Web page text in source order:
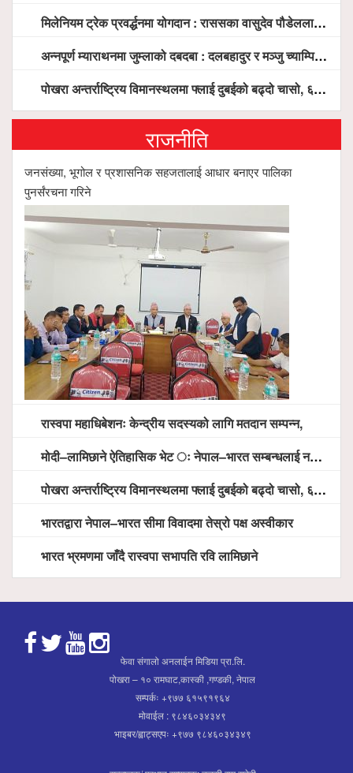
मिलेनियम ट्रेक प्रवर्द्धनमा योगदान : राससका वासुदेव पौडेललाई ‘मिलेनियम ट्रेक अवार्ड’ प्रदान गरिने
अन्नपूर्ण म्याराथनमा जुम्लाको दबदबा : दलबहादुर र मञ्जु च्याम्पियन, नगदसहित भव्य सम्मान
पोखरा अन्तर्राष्ट्रिय विमानस्थलमा फ्लाई दुबईको बढ्दो चासो, ६ घण्टा लामो प्राविधिक निरीक्षणपछि दैनिक उडानको ढोका खुल्दै
राजनीति
जनसंख्या, भूगोल र प्रशासनिक सहजतालाई आधार बनाएर पालिका
पुनर्संरचना गरिने
रास्वपा महाधिबेशनः केन्द्रीय सदस्यको लागि मतदान सम्पन्न,
मोदी–लामिछाने ऐतिहासिक भेट ः नेपाल–भारत सम्बन्धलाई नयाँ उचाइमा पु¥याउने साझा प्रतिबद्धता
पोखरा अन्तर्राष्ट्रिय विमानस्थलमा फ्लाई दुबईको बढ्दो चासो, ६ घण्टा लामो प्राविधिक निरीक्षणपछि दैनिक उडानको ढोका खुल्दै
भारतद्वारा नेपाल–भारत सीमा विवादमा तेस्रो पक्ष अस्वीकार
भारत भ्रमणमा जाँदै रास्वपा सभापति रवि लामिछाने
फेवा संगालो अनलाईन मिडिया प्रा.लि.
पोखरा – १० रामघाट,कास्की ,गण्डकी, नेपाल
सम्पर्कः +९७७ ६१५९१९६४
मोवाईल : ९८४६०३४३४९
भाइबर/ह्वाट्सएपः +९७७ ९८४६०३४३४९